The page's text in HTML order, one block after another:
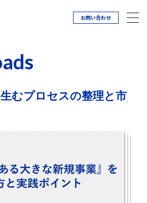
お問い合わせ
むプロセスの整理と市